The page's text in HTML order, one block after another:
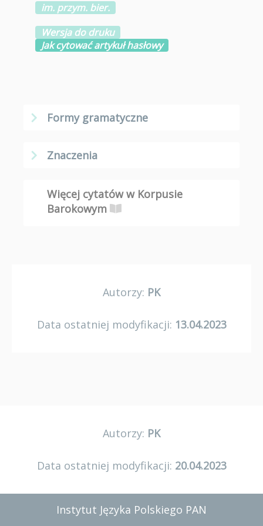
im. przym. bier.
Wersja do druku
Jak cytować artykuł hasłowy
Formy gramatyczne
Znaczenia
Więcej cytatów w Korpusie
Barokowym
Autorzy: PK
Data ostatniej modyfikacji: 13.04.2023
Autorzy: PK
Data ostatniej modyfikacji: 20.04.2023
Instytut Języka Polskiego PAN